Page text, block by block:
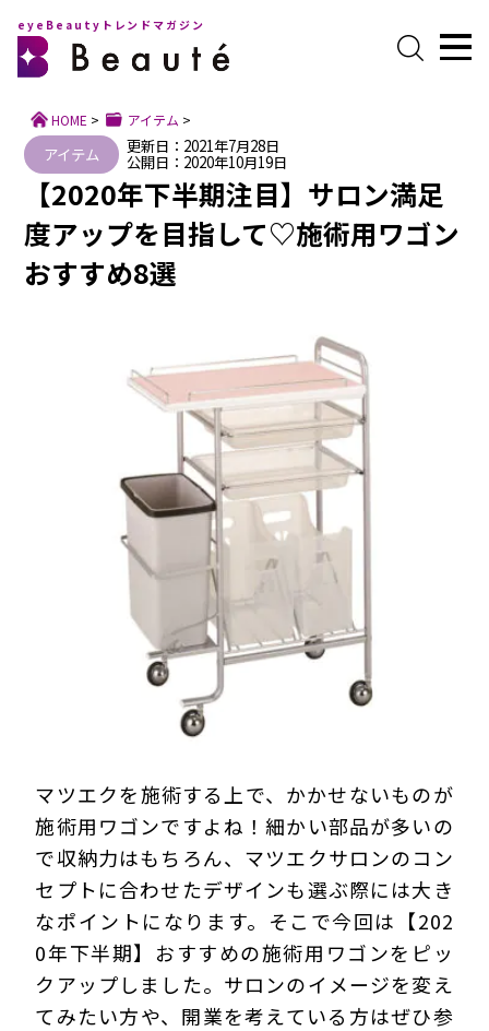
プライバシーポリシー
eyeBeautyトレンドマガジン
HOME > アイテム >
アイテム 更新日：2021年7月28日
公開日：2020年10月19日
【2020年下半期注目】サロン満足
度アップを目指して♡施術用ワゴン
おすすめ8選
マツエクを施術する上で、かかせないものが
施術用ワゴンですよね！細かい部品が多いの
で収納力はもちろん、マツエクサロンのコン
セプトに合わせたデザインも選ぶ際には大き
なポイントになります。そこで今回は【202
0年下半期】おすすめの施術用ワゴンをピッ
クアップしました。サロンのイメージを変え
てみたい方や、開業を考えている方はぜひ参